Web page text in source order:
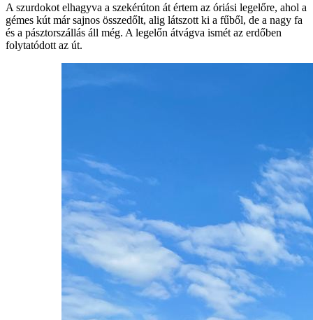
A szurdokot elhagyva a szekérúton át értem az óriási legelőre, ahol a
gémes kút már sajnos összedőlt, alig látszott ki a fűből, de a nagy fa
és a pásztorszállás áll még. A legelőn átvágva ismét az erdőben
folytatódott az út.